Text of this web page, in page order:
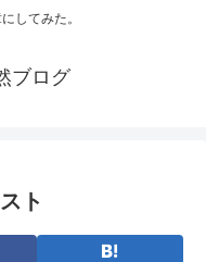
してみた。
ブログ
ト